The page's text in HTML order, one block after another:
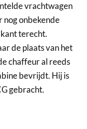
vrachtwagen
nog onbekende
terecht.
de plaats van het
chaffeur al reeds
bevrijdt. Hij is
gebracht.